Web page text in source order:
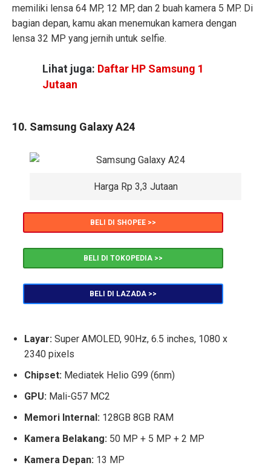
memiliki lensa 64 MP, 12 MP, dan 2 buah kamera 5 MP. Di
bagian depan, kamu akan menemukan kamera dengan
lensa 32 MP yang jernih untuk selfie.
Lihat juga: Daftar HP Samsung 1
Jutaan
10. Samsung Galaxy A24
Harga Rp 3,3 Jutaan
BELI DI SHOPEE >>
BELI DI TOKOPEDIA >>
BELI DI LAZADA >>
Layar: Super AMOLED, 90Hz, 6.5 inches, 1080 x
2340 pixels
Chipset: Mediatek Helio G99 (6nm)
GPU: Mali-G57 MC2
Memori Internal: 128GB 8GB RAM
Kamera Belakang: 50 MP + 5 MP + 2 MP
Kamera Depan: 13 MP